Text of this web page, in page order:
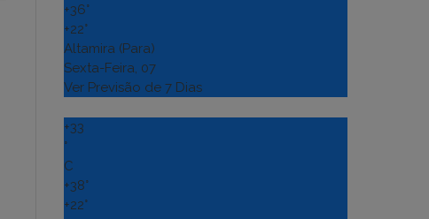
+36°
+22°
Altamira (Para)
Sexta-Feira, 07
Ver Previsão de 7 Dias
+33
°
C
+38°
+22°